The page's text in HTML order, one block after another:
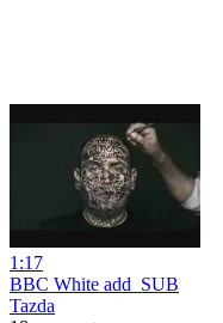
1:17
BBC White add_SUB
Tazda